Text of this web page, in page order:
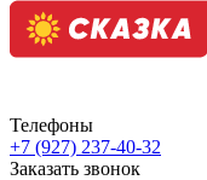
Телефоны
+7 (927) 237-40-32
Заказать звонок